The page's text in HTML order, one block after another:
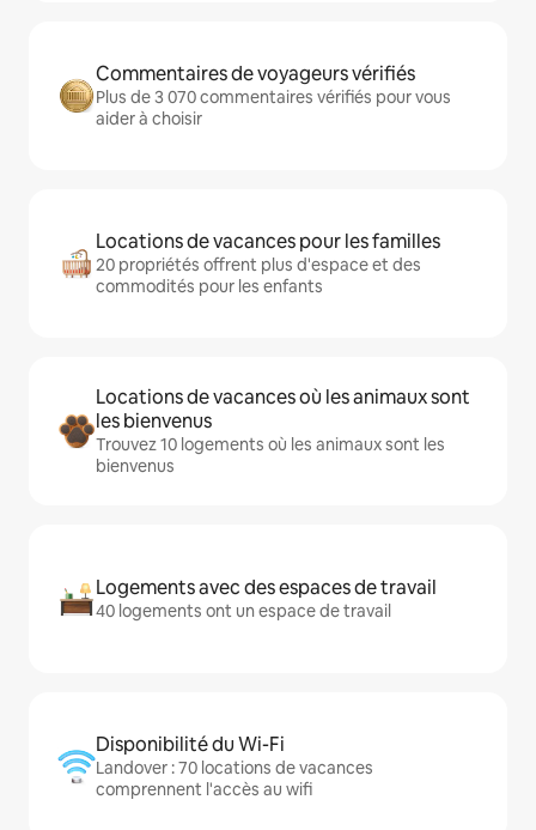
Commentaires de voyageurs vérifiés
Plus de 3 070 commentaires vérifiés pour vous
aider à choisir
Locations de vacances pour les familles
20 propriétés offrent plus d'espace et des
commodités pour les enfants
Locations de vacances où les animaux sont
les bienvenus
Trouvez 10 logements où les animaux sont les
bienvenus
Logements avec des espaces de travail
40 logements ont un espace de travail
Disponibilité du Wi-Fi
Landover : 70 locations de vacances
comprennent l'accès au wifi